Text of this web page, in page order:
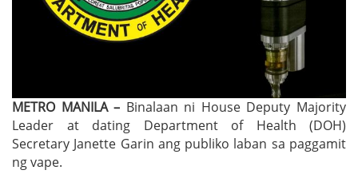
METRO MANILA – Binalaan ni House Deputy Majority
Leader at dating Department of Health (DOH)
Secretary Janette Garin ang publiko laban sa paggamit
ng vape.